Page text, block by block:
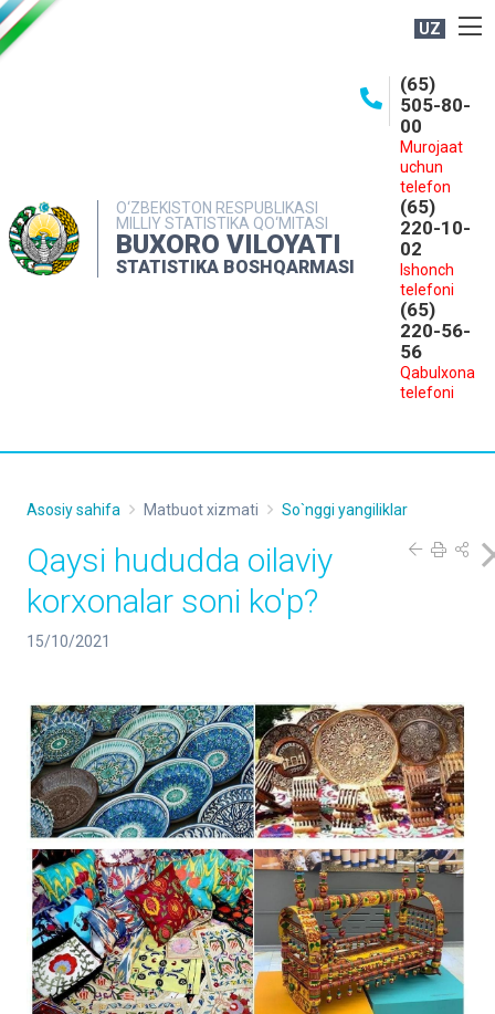
UZ
O‘ZBEKISTON RESPUBLIKASI
MILLIY STATISTIKA QO‘MITASI
BUXORO VILOYATI
STATISTIKA BOSHQARMASI
(65)
505-80-
00
Murojaat
uchun
telefon
(65)
220-10-
02
Ishonch
telefoni
(65)
220-56-
56
Qabulxona
telefoni
MATBUOT XIZMATI
MUROJAATLAR
Asosiy sahifa Matbuot xizmati So`nggi yangiliklar
Qaysi hududda oilaviy
korxonalar soni ko'p?
15/10/2021